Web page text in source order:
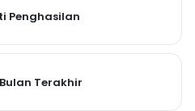
Penghasilan
Terakhir